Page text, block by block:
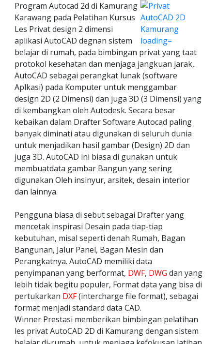
Program Autocad 2d di Kamurang
Karawang pada Pelatihan Kursus
Les Privat design 2 dimensi
aplikasi AutoCAD degnan sistem
belajar di rumah, pada bimbingan privat yang taat
protokol kesehatan dan menjaga jangkuan jarak,.
AutoCAD sebagai perangkat lunak (software
Aplkasi) pada Komputer untuk menggambar
design 2D (2 Dimensi) dan juga 3D (3 Dimensi) yang
di kembangkan oleh Autodesk. Secara besar
kebaikan dalam Drafter Software Autocad paling
banyak diminati atau digunakan di seluruh dunia
untuk menjadikan hasil gambar (Design) 2D dan
juga 3D. AutoCAD ini biasa di gunakan untuk
membuatdata gambar Bangun yang sering
digunakan Oleh insinyur, arsitek, desain interior
dan lainnya.
Pengguna biasa di sebut sebagai Drafter yang
mencetak inspirasi Desain pada tiap-tiap
kebutuhan, misal seperti denah Rumah, Bagan
Bangunan, Jalur Panel, Bagan Mesin dan
Perangkatnya. AutoCAD memiliki data
penyimpanan yang berformat, DWF, DWG dan yang
lebih tidak begitu populer, Format data yang bisa di
pertukarkan DXF(intercharge file format), sebagai
format menjadi standard data CAD.
Winner Prestasi memberikan bimbingan pelatihan
les privat AutoCAD 2D di Kamurang dengan sistem